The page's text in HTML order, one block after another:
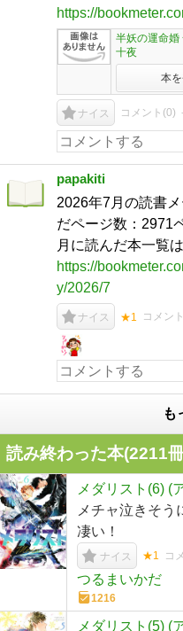
https://
半妖の運命婚
十夜
本
ナイス コメント(0)
papakiti
2026年7月の読書
だページ数：2971
月に読んだ本一覧
https://
y/2026/7
ナイス ★1 コメン
も
読み終わった本(2211
メダリスト(6) (
メチャ泣きそう
凄い！
ナイス ★1 コ
つるまいかだ
1216
メダリスト(5) (